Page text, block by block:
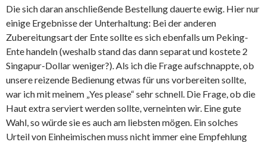
Die sich daran anschließende Bestellung dauerte ewig. Hier nur
einige Ergebnisse der Unterhaltung: Bei der anderen
Zubereitungsart der Ente sollte es sich ebenfalls um Peking-
Ente handeln (weshalb stand das dann separat und kostete 2
Singapur-Dollar weniger?). Als ich die Frage aufschnappte, ob
unsere reizende Bedienung etwas für uns vorbereiten sollte,
war ich mit meinem „Yes please“ sehr schnell. Die Frage, ob die
Haut extra serviert werden sollte, verneinten wir. Eine gute
Wahl, so würde sie es auch am liebsten mögen. Ein solches
Urteil von Einheimischen muss nicht immer eine Empfehlung